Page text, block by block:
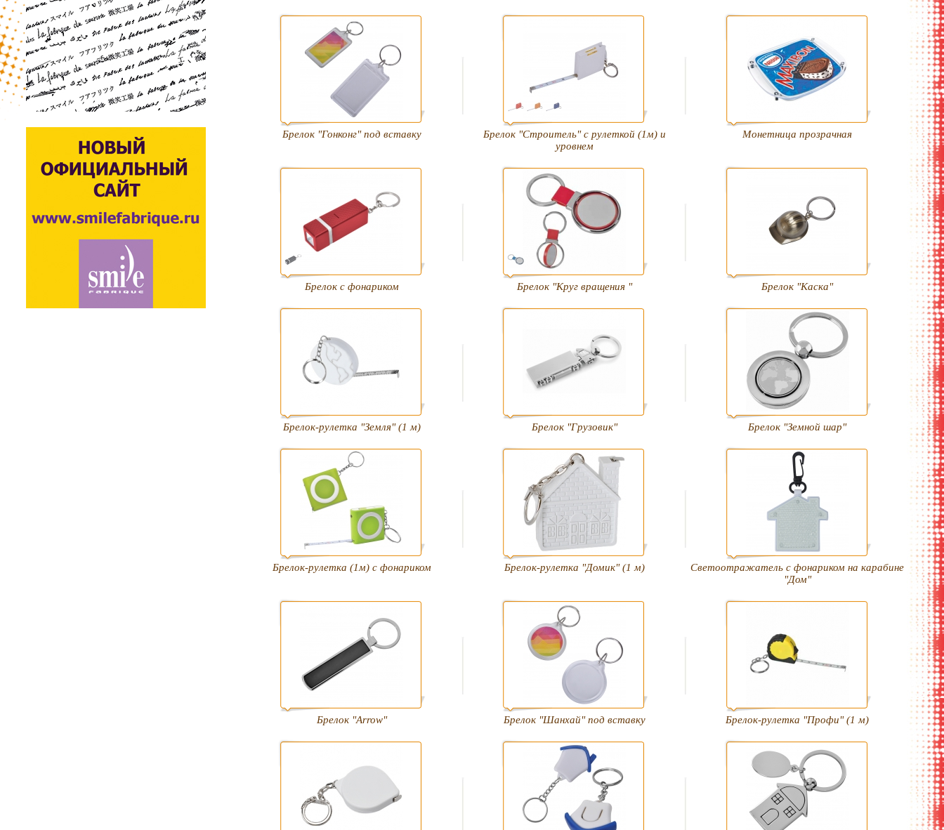
Брелок "Гонконг" под вставку
Брелок "Строитель" с рулеткой (1м) и
уровнем
Монетница прозрачная
Брелок с фонариком Брелок "Круг вращения " Брелок "Каска"
Брелок-рулетка "Земля" (1 м) Брелок "Грузовик" Брелок "Земной шар"
Брелок-рулетка (1м) с фонариком Брелок-рулетка "Домик" (1 м)
Светоотражатель с фонариком на карабине
"Дом"
Брелок "Arrow" Брелок "Шанхай" под вставку Брелок-рулетка "Профи" (1 м)